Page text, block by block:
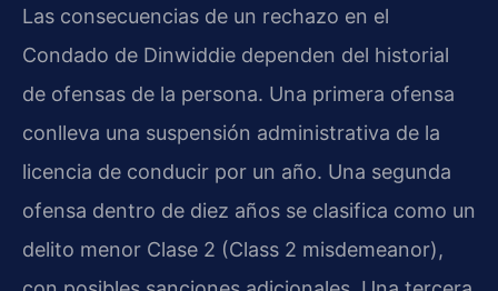
Las consecuencias de un rechazo en el
Condado de Dinwiddie dependen del historial
de ofensas de la persona. Una primera ofensa
conlleva una suspensión administrativa de la
licencia de conducir por un año. Una segunda
ofensa dentro de diez años se clasifica como un
delito menor Clase 2 (Class 2 misdemeanor),